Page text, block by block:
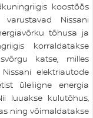
koostöös
Nissani
tõhusa ja
korraldatakse
katse, milles
elektriautode
üleliigne energia
luuakse kulutõhus,
ning võimaldatakse